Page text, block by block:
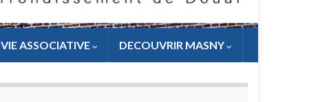
VIE ASSOCIATIVE DECOUVRIR MASNY